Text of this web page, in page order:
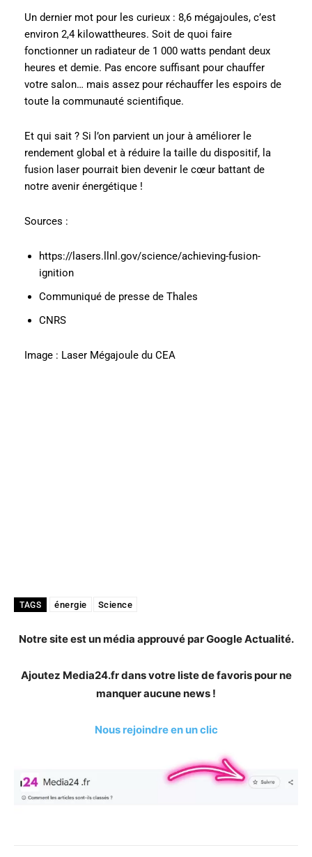
Un dernier mot pour les curieux : 8,6 mégajoules, c’est
environ 2,4 kilowattheures. Soit de quoi faire
fonctionner un radiateur de 1 000 watts pendant deux
heures et demie. Pas encore suffisant pour chauffer
votre salon… mais assez pour réchauffer les espoirs de
toute la communauté scientifique.
Et qui sait ? Si l’on parvient un jour à améliorer le
rendement global et à réduire la taille du dispositif, la
fusion laser pourrait bien devenir le cœur battant de
notre avenir énergétique !
Sources :
https://lasers.llnl.gov/science/achieving-fusion-
ignition
Communiqué de presse de Thales
CNRS
Image : Laser Mégajoule du CEA
TAGS énergie Science
Notre site est un média approuvé par Google Actualité.
Ajoutez Media24.fr dans votre liste de favoris pour ne
manquer aucune news !
Nous rejoindre en un clic